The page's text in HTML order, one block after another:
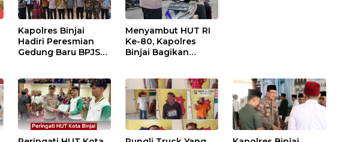
Kapolres Binjai
Hadiri Peresmian
Gedung Baru BPJS
Perlindungan
Menyeluruh bagi
Pekerja”
Menyambut HUT RI
Ke-80, Kapolres
Binjai Bagikan